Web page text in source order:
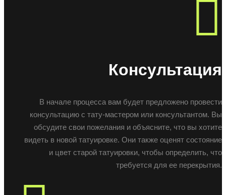
Консультация
В начале процесса вам будет предложено провести
консультацию с тату-мастером или консультантом. Вы
обсудите свои пожелания и объясните, что вы хотите
видеть в новой татуировке. Они также оценят состояние
и цвет старой татуировки, чтобы определить, что
требуется для ее перекрытия.